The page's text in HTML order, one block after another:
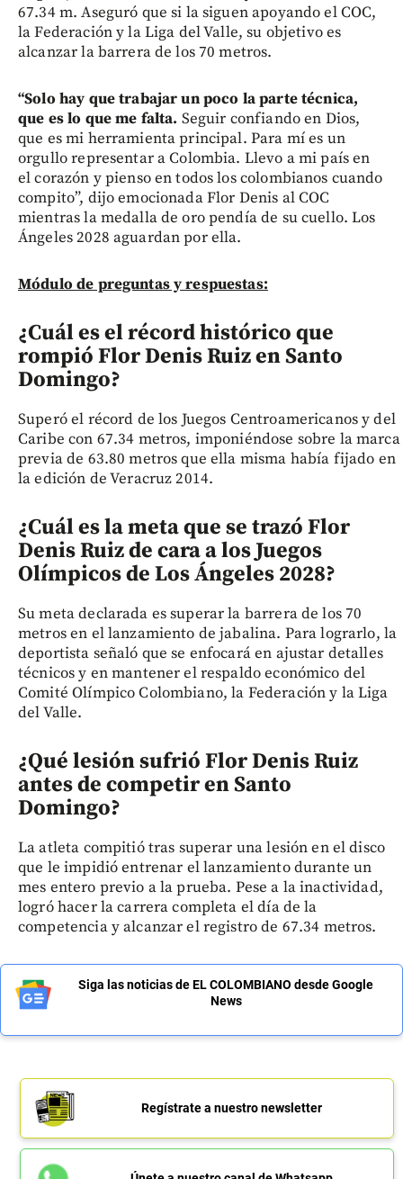
67.34 m. Aseguró que si la siguen apoyando el COC,
la Federación y la Liga del Valle, su objetivo es
alcanzar la barrera de los 70 metros.
“Solo hay que trabajar un poco la parte técnica,
que es lo que me falta. Seguir confiando en Dios,
que es mi herramienta principal. Para mí es un
orgullo representar a Colombia. Llevo a mi país en
el corazón y pienso en todos los colombianos cuando
compito”, dijo emocionada Flor Denis al COC
mientras la medalla de oro pendía de su cuello. Los
Ángeles 2028 aguardan por ella.
Módulo de preguntas y respuestas:
¿Cuál es el récord histórico que
rompió Flor Denis Ruiz en Santo
Domingo?
Superó el récord de los Juegos Centroamericanos y del
Caribe con 67.34 metros, imponiéndose sobre la marca
previa de 63.80 metros que ella misma había fijado en
la edición de Veracruz 2014.
¿Cuál es la meta que se trazó Flor
Denis Ruiz de cara a los Juegos
Olímpicos de Los Ángeles 2028?
Su meta declarada es superar la barrera de los 70
metros en el lanzamiento de jabalina. Para lograrlo, la
deportista señaló que se enfocará en ajustar detalles
técnicos y en mantener el respaldo económico del
Comité Olímpico Colombiano, la Federación y la Liga
del Valle.
¿Qué lesión sufrió Flor Denis Ruiz
antes de competir en Santo
Domingo?
La atleta compitió tras superar una lesión en el disco
que le impidió entrenar el lanzamiento durante un
mes entero previo a la prueba. Pese a la inactividad,
logró hacer la carrera completa el día de la
competencia y alcanzar el registro de 67.34 metros.
Siga las noticias de EL COLOMBIANO desde Google
News
Regístrate a nuestro newsletter